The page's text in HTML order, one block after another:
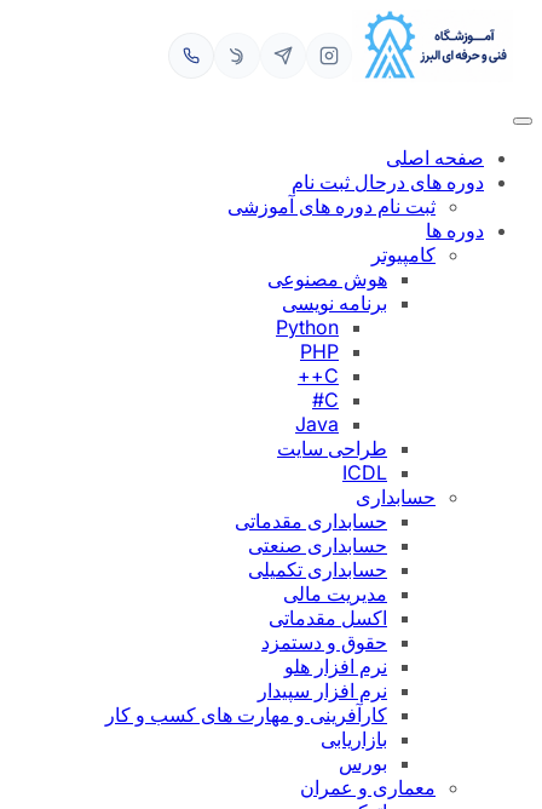
محتوا
صفحه اصلی
دوره های درحال ثبت نام
ثبت نام دوره های آموزشی
دوره ها
کامپیوتر
هوش مصنوعی
برنامه نویسی
Python
PHP
C++
C#
Java
طراحی سایت
ICDL
حسابداری
حسابداری مقدماتی
حسابداری صنعتی
حسابداری تکمیلی
مدیریت مالی
اکسل مقدماتی
حقوق و دستمزد
نرم افزار هلو
نرم افزار سپیدار
کارآفرینی و مهارت های کسب و کار
بازاریابی
بورس
معماری و عمران